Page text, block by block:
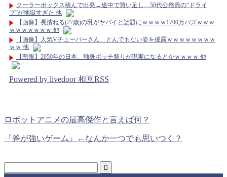
クーラーボックス積んで出発→途中で買い足し…50代公務員の“ドライ
ブ”が地獄すぎた 他
【画像】長濱ねる(27歳)の乳がヤバイと話題にｗｗｗｗ1700万バズｗｗｗ
ｗｗｗｗｗｗｗ 他
【画像】人気Vチューバーさん、とんでもない姿を披露ｗｗｗｗｗｗｗｗ
ｗｗ 他
【悲報】2050年の日本、独身ボッチ祭りが現実になるとかｗｗｗｗ 他
Powered by livedoor 相互RSS
ロボットアニメの最高傑作と言えば何？
『斧が強いゲーム』←なんか一つでも思いつく？